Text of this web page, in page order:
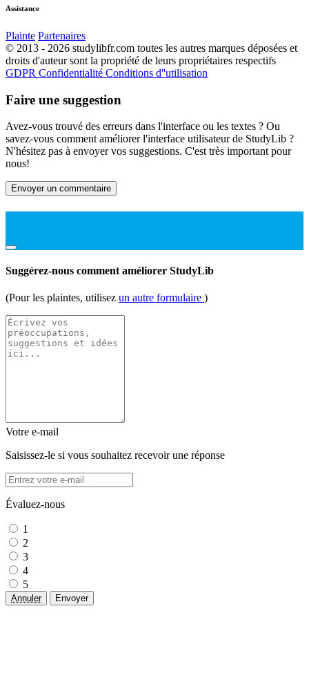
Assistance
Plainte Partenaires
© 2013 - 2026 studylibfr.com toutes les autres marques déposées et
droits d'auteur sont la propriété de leurs propriétaires respectifs
GDPR Confidentialité Conditions d''utilisation
Faire une suggestion
Avez-vous trouvé des erreurs dans l'interface ou les textes ? Ou
savez-vous comment améliorer l'interface utilisateur de StudyLib ?
N'hésitez pas à envoyer vos suggestions. C'est très important pour
nous!
Envoyer un commentaire
Suggérez-nous comment améliorer StudyLib
(Pour les plaintes, utilisez un autre formulaire )
Votre e-mail
Saisissez-le si vous souhaitez recevoir une réponse
Évaluez-nous
1
2
3
4
5
Annuler Envoyer